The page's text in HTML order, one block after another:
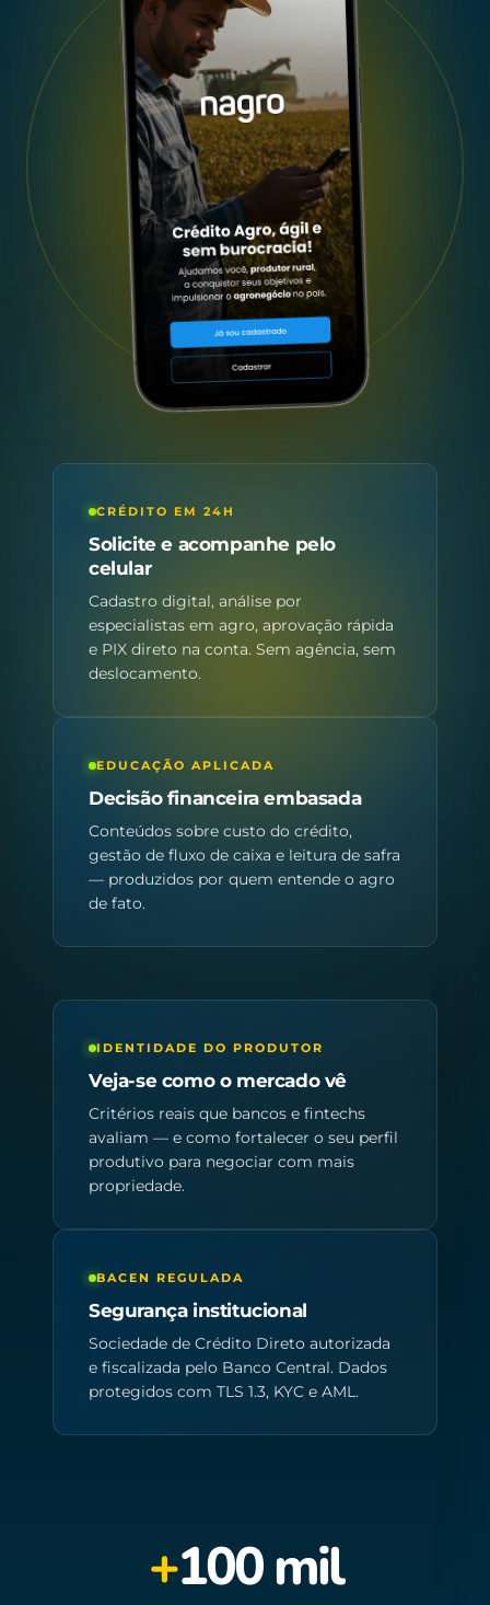
CRÉDITO EM 24H
Solicite e acompanhe pelo
celular
Cadastro digital, análise por
especialistas em agro, aprovação rápida
e PIX direto na conta. Sem agência, sem
deslocamento.
EDUCAÇÃO APLICADA
Decisão financeira embasada
Conteúdos sobre custo do crédito,
gestão de fluxo de caixa e leitura de safra
— produzidos por quem entende o agro
de fato.
IDENTIDADE DO PRODUTOR
Veja-se como o mercado vê
Critérios reais que bancos e fintechs
avaliam — e como fortalecer o seu perfil
produtivo para negociar com mais
propriedade.
BACEN REGULADA
Segurança institucional
Sociedade de Crédito Direto autorizada
e fiscalizada pelo Banco Central. Dados
protegidos com TLS 1.3, KYC e AML.
+100 mil